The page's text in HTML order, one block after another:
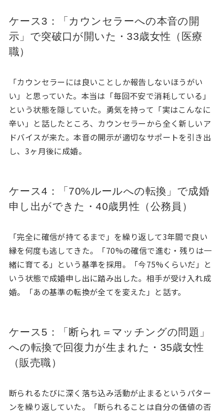
ケース3：「カウンセラーへの本音の開
示」で突破口が開いた・33歳女性（医療
職）
「カウンセラーには良いことしか報告しないほうがい
い」と思っていた。本当は「毎回不安で消耗している」
という状態を隠していた。勇気を持って「実はこんなに
辛い」と話したところ、カウンセラーから全く新しいア
ドバイスが来た。本音の開示が適切なサポートを引き出
し、3ヶ月後に成婚。
ケース4：「70%ルールへの転換」で成婚
申し出ができた・40歳男性（公務員）
「完全に確信が持てるまで」を繰り返して3年間で良い
縁を何度も逃してきた。「70%の確信で進む・残りは一
緒に育てる」という基準を採用。「今75%くらいだ」と
いう状態で成婚申し出に踏み出した。相手が受け入れ成
婚。「あの基準の転換が全てを変えた」と話す。
ケース5：「断られ＝マッチングの問題」
への転換で回復力が生まれた・35歳女性
（販売職）
断られるたびに深く落ち込み活動が止まるというパター
ンを繰り返していた。「断られることは自分の価値の否